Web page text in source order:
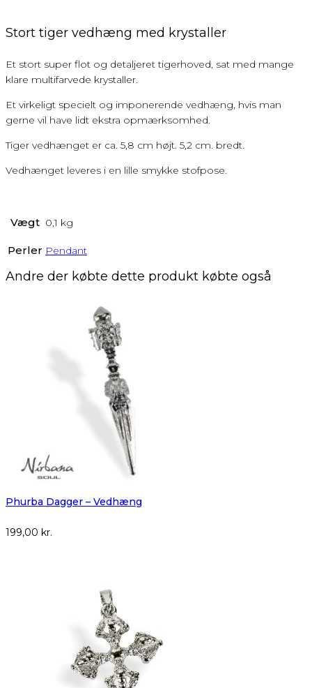
Stort tiger vedhæng med krystaller
Et stort super flot og detaljeret tigerhoved, sat med mange
klare multifarvede krystaller.
Et virkeligt specielt og imponerende vedhæng, hvis man
gerne vil have lidt ekstra opmærksomhed.
Tiger vedhænget er ca. 5,8 cm højt. 5,2 cm. bredt.
Vedhænget leveres i en lille smykke stofpose.
Vægt 0,1 kg
Perler Pendant
Andre der købte dette produkt købte også
Phurba Dagger – Vedhæng
199,00 kr.